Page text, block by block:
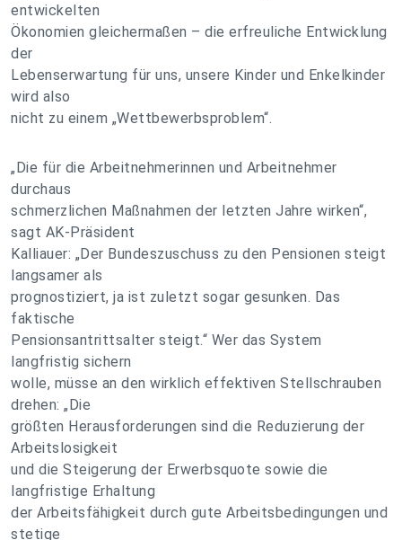
entwickelten
Ökonomien gleichermaßen – die erfreuliche Entwicklung
der
Lebenserwartung für uns, unsere Kinder und Enkelkinder
wird also
nicht zu einem „Wettbewerbsproblem“.
„Die für die Arbeitnehmerinnen und Arbeitnehmer
durchaus
schmerzlichen Maßnahmen der letzten Jahre wirken“,
sagt AK-Präsident
Kalliauer: „Der Bundeszuschuss zu den Pensionen steigt
langsamer als
prognostiziert, ja ist zuletzt sogar gesunken. Das
faktische
Pensionsantrittsalter steigt.“ Wer das System
langfristig sichern
wolle, müsse an den wirklich effektiven Stellschrauben
drehen: „Die
größten Herausforderungen sind die Reduzierung der
Arbeitslosigkeit
und die Steigerung der Erwerbsquote sowie die
langfristige Erhaltung
der Arbeitsfähigkeit durch gute Arbeitsbedingungen und
stetige